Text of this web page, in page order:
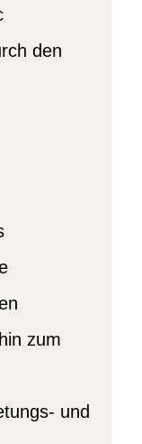
den
zum
und